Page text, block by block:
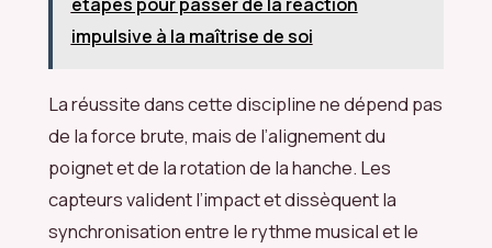
impulsive à la maîtrise de soi
La réussite dans cette discipline ne dépend pas
de la force brute, mais de l’alignement du
poignet et de la rotation de la hanche. Les
capteurs valident l’impact et dissèquent la
synchronisation entre le rythme musical et le